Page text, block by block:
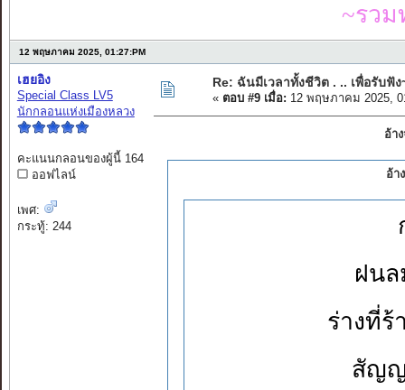
~รวม
12 พฤษภาคม 2025, 01:27:PM
เฮยอิง
Special Class LV5
นักกลอนแห่งเมืองหลวง
คะแนนกลอนของผู้นี้ 164
ออฟไลน์
เพศ:
กระทู้: 244
Re: ฉันมีเวลาทั้งชีวิต . .. เพื่อรับฟัง
« ตอบ #9 เมื่อ: 12 พฤษภาคม 2025,
อ้า
อ้า
ฝน
ร่างที่ร้
สัญญ